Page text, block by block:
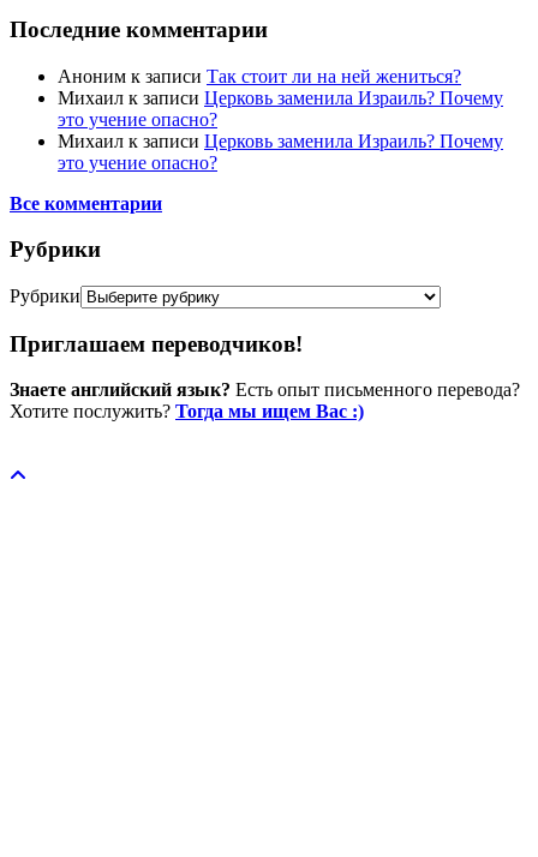
Последние комментарии
Аноним к записи Так стоит ли на ней жениться?
Михаил к записи Церковь заменила Израиль? Почему
это учение опасно?
Михаил к записи Церковь заменила Израиль? Почему
это учение опасно?
Все комментарии
Рубрики
Рубрики
Приглашаем переводчиков!
Знаете английский язык? Есть опыт письменного перевода?
Хотите послужить? Тогда мы ищем Вас :)